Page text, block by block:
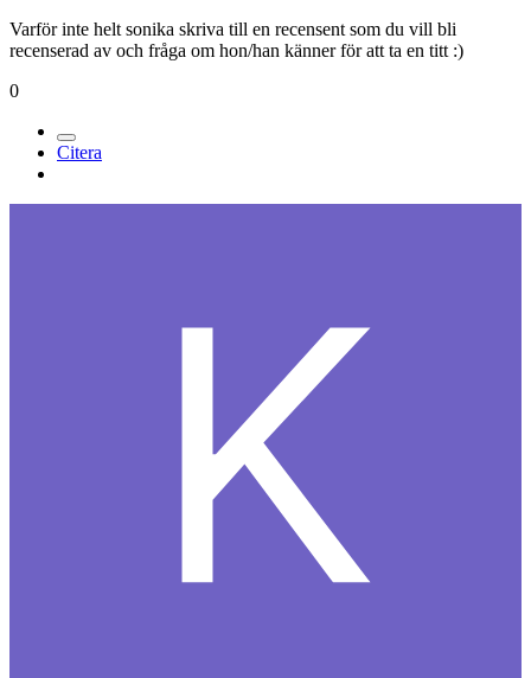
Varför inte helt sonika skriva till en recensent som du vill bli
recenserad av och fråga om hon/han känner för att ta en titt :)
0
Citera